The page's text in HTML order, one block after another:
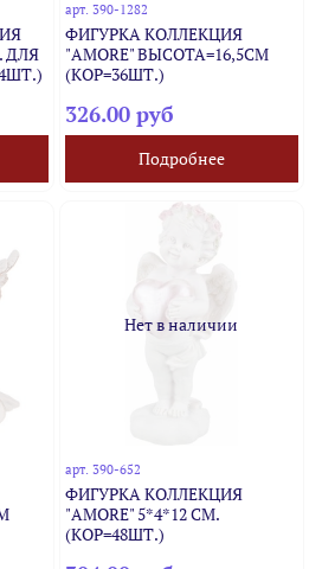
ДЛЯ
арт. 390-1282
ФИГУРКА КОЛЛЕКЦИЯ
"AMORE" ВЫСОТА=16,5СМ
(КОР=36ШТ.)
326.00 руб
Подробнее
Нет в наличии
арт. 390-652
ФИГУРКА КОЛЛЕКЦИЯ
"AMORE" 5*4*12 СМ.
(КОР=48ШТ.)